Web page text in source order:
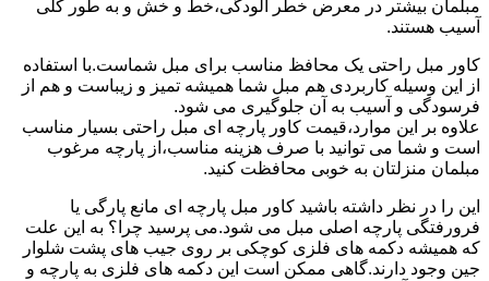
مبلمان بیشتر در معرض خطر آلودگی،خط و خش و به طور کلی
آسیب هستند.
کاور مبل راحتی یک محافظ مناسب برای مبل شماست.با استفاده
از این وسیله کاربردی هم مبل شما همیشه تمیز و زیباست و هم از
فرسودگی و آسیب به آن جلوگیری می شود.
علاوه بر این موارد،قیمت کاور پارچه ای مبل راحتی بسیار مناسب
است و شما می توانید با صرف هزینه مناسب،از پارچه مرغوب
مبلمان منزلتان به خوبی محافظت کنید.
این را در نظر داشته باشید کاور مبل پارچه ای مانع پارگی یا
فرورفتگی پارچه اصلی مبل می شود.می پرسید چرا؟ به این علت
که همیشه دکمه های فلزی کوچکی بر روی جیب های پشت شلوار
جین وجود دارند.گاهی ممکن است این دکمه های فلزی به پارچه و